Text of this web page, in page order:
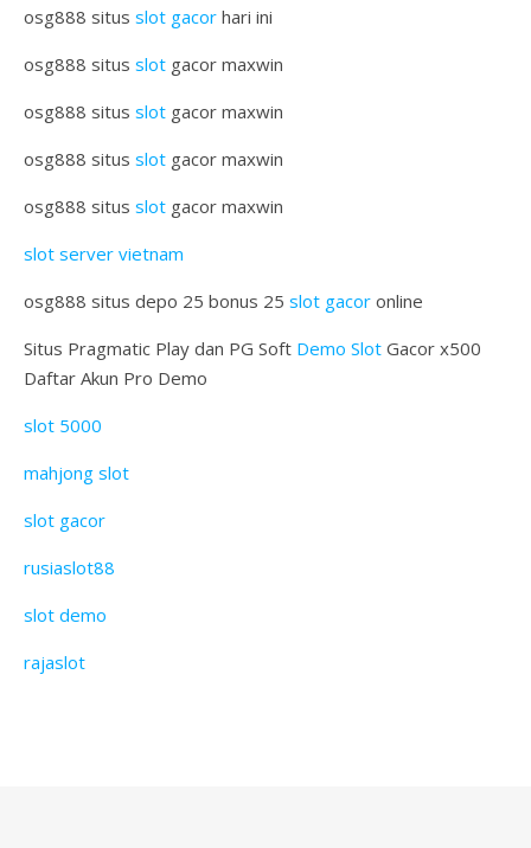
osg888 situs slot gacor hari ini
osg888 situs slot gacor maxwin
osg888 situs slot gacor maxwin
osg888 situs slot gacor maxwin
osg888 situs slot gacor maxwin
slot server vietnam
osg888 situs depo 25 bonus 25 slot gacor online
Situs Pragmatic Play dan PG Soft Demo Slot Gacor x500
Daftar Akun Pro Demo
slot 5000
mahjong slot
slot gacor
rusiaslot88
slot demo
rajaslot